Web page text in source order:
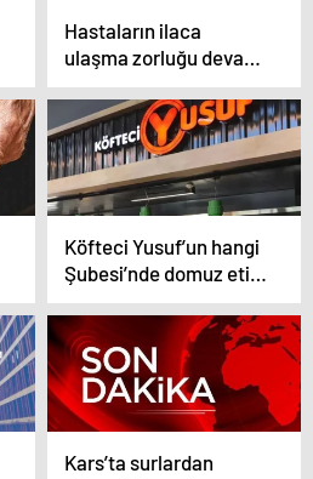
Hastaların ilaca
ulaşma zorluğu devam
ediyor
Köfteci Yusuf’un hangi
Şubesi’nde domuz eti
çıktı?
Kars’ta surlardan